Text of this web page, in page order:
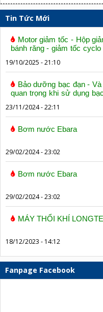
Tin Tức Mới
Motor giảm tốc - Hộp
bánh răng - giảm tốc cyclo
19/10/2025 - 21:10
Bảo dưỡng bạc đạn -
quan trọng khi sử dụng
23/11/2024 - 22:11
Bơm nước Ebara
29/02/2024 - 23:02
Bơm nước Ebara
29/02/2024 - 23:02
MÁY THỔI KHÍ
18/12/2023 - 14:12
Fanpage Facebook